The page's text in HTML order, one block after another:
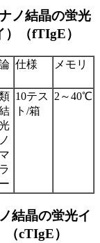
ノ結晶の蛍光
（fTIgE）
仕様 メモリ
10テス
ト/箱
2～40℃
結晶の蛍光イ
cTIgE）